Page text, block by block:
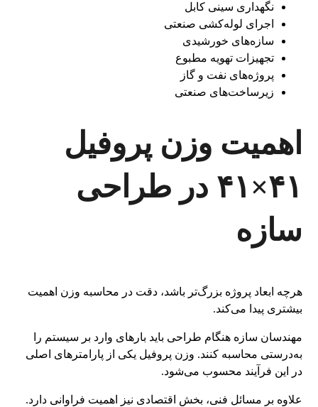
نگهداری سینی کابل
اجرای لوله‌کشی صنعتی
سازه‌های خورشیدی
تجهیزات تهویه مطبوع
پروژه‌های نفت و گاز
زیرساخت‌های صنعتی
اهمیت وزن پروفیل
۴۱×۴۱ در طراحی
سازه
هرچه ابعاد پروژه بزرگ‌تر باشد، دقت در محاسبه وزن اهمیت
بیشتری پیدا می‌کند.
مهندسان سازه هنگام طراحی باید بارهای وارد بر سیستم را
به‌درستی محاسبه کنند. وزن پروفیل یکی از پارامترهای اصلی
در این فرآیند محسوب می‌شود.
علاوه بر مسائل فنی، بخش اقتصادی نیز اهمیت فراوانی دارد.